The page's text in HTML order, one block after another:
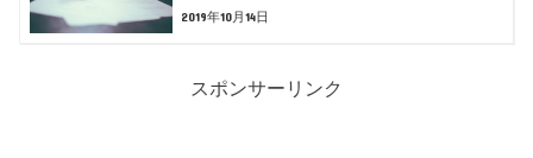
2019年10月14日
スポンサーリンク